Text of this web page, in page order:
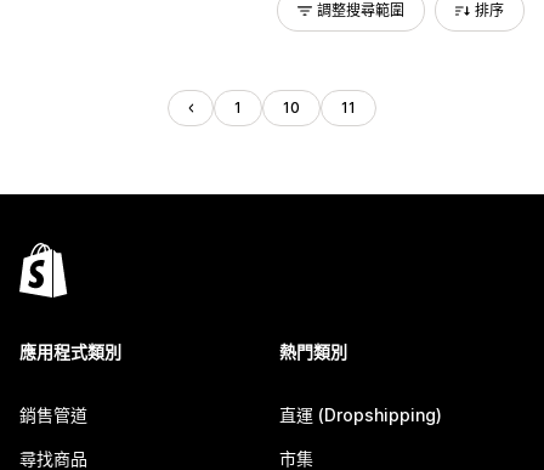
調整搜尋範圍 排序
1 10 11
應用程式類別
銷售管道
尋找商品
熱門類別
直運 (Dropshipping)
市集